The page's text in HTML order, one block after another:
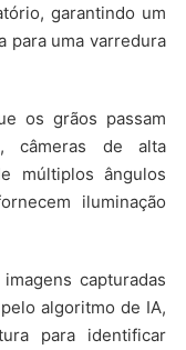
garantindo um
para uma varredura
os grãos passam
câmeras de alta
múltiplos ângulos
iluminação
imagens capturadas
algoritmo de IA,
para identificar